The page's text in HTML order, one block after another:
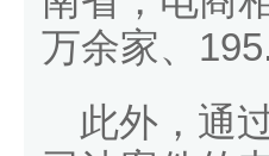
万余家、
此外，通